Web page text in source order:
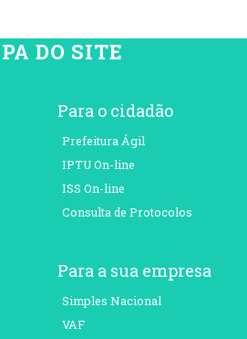
DO SITE
Para o cidadão
Prefeitura Ágil
IPTU On-line
ISS On-line
Consulta de Protocolos
Para a sua empresa
Simples Nacional
VAF